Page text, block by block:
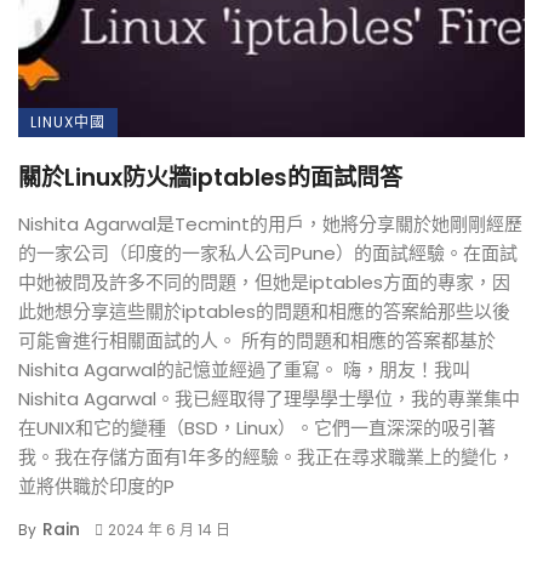
LINUX中國
關於Linux防火牆iptables的面試問答
Nishita Agarwal是Tecmint的用戶，她將分享關於她剛剛經歷
的一家公司（印度的一家私人公司Pune）的面試經驗。在面試
中她被問及許多不同的問題，但她是iptables方面的專家，因
此她想分享這些關於iptables的問題和相應的答案給那些以後
可能會進行相關面試的人。 所有的問題和相應的答案都基於
Nishita Agarwal的記憶並經過了重寫。 嗨，朋友！我叫
Nishita Agarwal。我已經取得了理學學士學位，我的專業集中
在UNIX和它的變種（BSD，Linux）。它們一直深深的吸引著
我。我在存儲方面有1年多的經驗。我正在尋求職業上的變化，
並將供職於印度的P
By Rain 2024 年 6 月 14 日